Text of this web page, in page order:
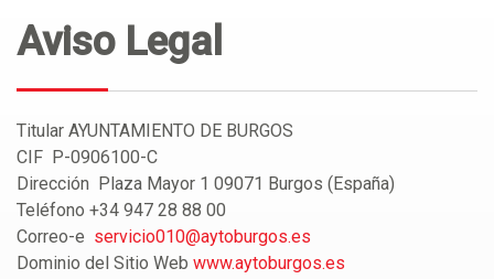
Aviso Legal
Titular AYUNTAMIENTO DE BURGOS
CIF P-0906100-C
Dirección Plaza Mayor 1 09071 Burgos (España)
Teléfono +34 947 28 88 00
Correo-e servicio010@aytoburgos.es
Dominio del Sitio Web www.aytoburgos.es